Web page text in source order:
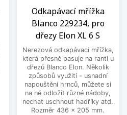
Odkapávací mřížka
Blanco 229234, pro
dřezy Elon XL 6 S
Nerezová odkapávací mřížka,
která přesně pasuje na rantl u
dřezů Blanco Elon. Několik
způsobů využití - usnadní
napouštění hrnců, můžete si
na ně odložit různé nádoby,
nechat uschnout hadříky atd.
Rozměr 436 x 205 mm.